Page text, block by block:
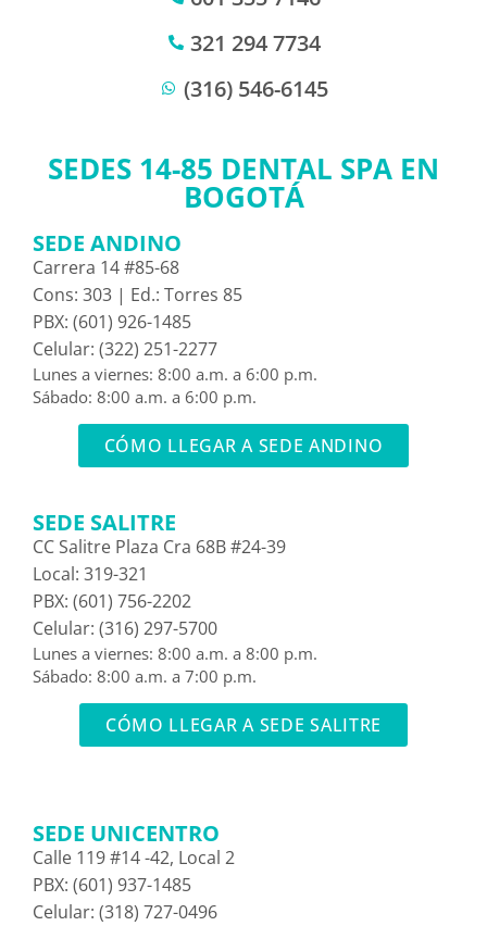
321 294 7734
(316) 546-6145
SEDES 14-85 DENTAL SPA EN
BOGOTÁ
SEDE ANDINO
Carrera 14 #85-68
Cons: 303 | Ed.: Torres 85
PBX: (601) 926-1485
Celular: (322) 251-2277
Lunes a viernes: 8:00 a.m. a 6:00 p.m.
Sábado: 8:00 a.m. a 6:00 p.m.
CÓMO LLEGAR A SEDE ANDINO
SEDE SALITRE
CC Salitre Plaza Cra 68B #24-39
Local: 319-321
PBX: (601) 756-2202
Celular: (316) 297-5700
Lunes a viernes: 8:00 a.m. a 8:00 p.m.
Sábado: 8:00 a.m. a 7:00 p.m.
CÓMO LLEGAR A SEDE SALITRE
SEDE UNICENTRO
Calle 119 #14 -42, Local 2
PBX: (601) 937-1485
Celular: (318) 727-0496